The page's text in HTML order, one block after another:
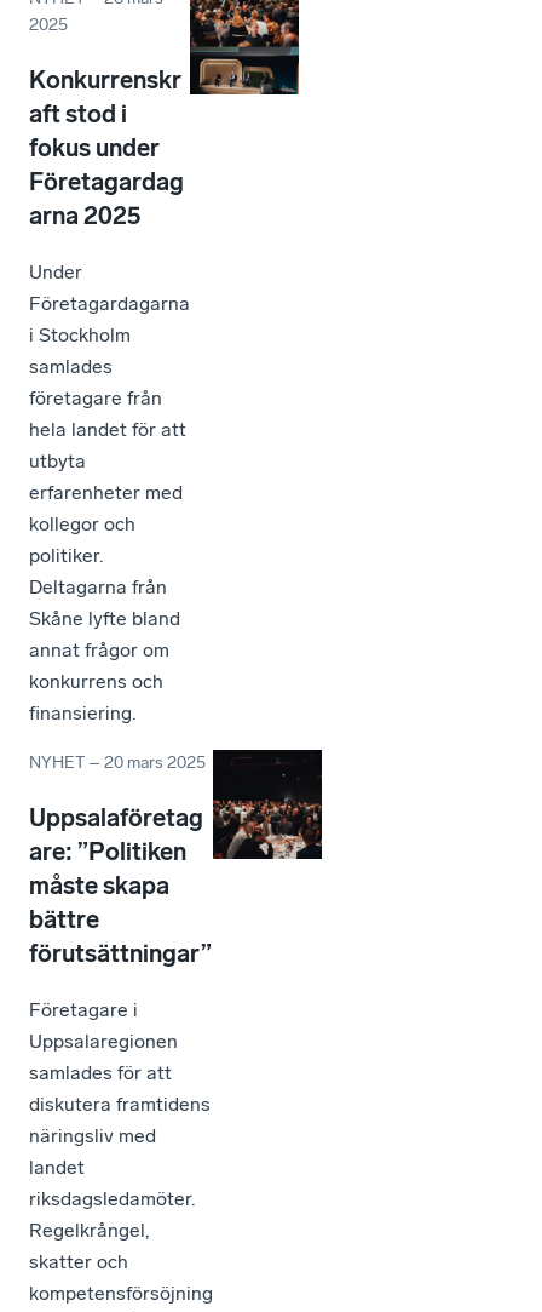
2025
Konkurrenskr
aft stod i
fokus under
Företagardag
arna 2025
Under
Företagardagarna
i Stockholm
samlades
företagare från
hela landet för att
utbyta
erfarenheter med
kollegor och
politiker.
Deltagarna från
Skåne lyfte bland
annat frågor om
konkurrens och
finansiering.
NYHET –20 mars 2025
Uppsalaföretag
are: ”Politiken
måste skapa
bättre
förutsättningar”
Företagare i
Uppsalaregionen
samlades för att
diskutera framtidens
näringsliv med
landet
riksdagsledamöter.
Regelkrångel,
skatter och
kompetensförsöjning